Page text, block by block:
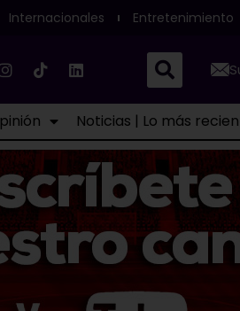
Internacionales Entretenimiento
Noticias | Lo más